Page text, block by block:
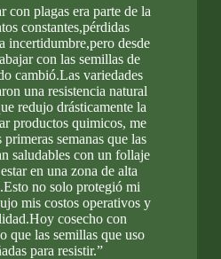
con plagas era parte de la
constantes,pérdidas
incertidumbre,pero desde
con las semillas de
cambió.Las variedades
una resistencia natural
redujo drásticamente la
productos quimicos, me
primeras semanas que las
saludables con un follaje
en una zona de alta
no solo protegió mi
mis costos operativos y
cosecho con
que las semillas que uso
para resistir.”